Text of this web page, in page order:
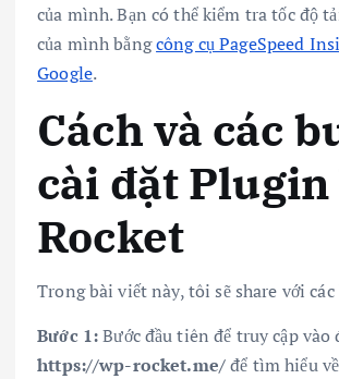
của mình. Bạn có thể kiểm tra tốc độ
của mình bằngcông cụ PageSpeed
Google.
Cách và các
cài đặt Plugin
Rocket
Trong bài viết này, tôi sẽ share với các
Bước 1:Bước đầu tiên để truy cập vào
https://wp-rocket.me/để tìm hiểu